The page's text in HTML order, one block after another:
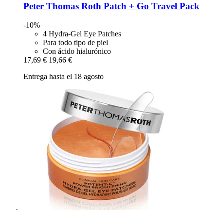
Peter Thomas Roth Patch + Go Travel Pack
-10%
4 Hydra-Gel Eye Patches
Para todo tipo de piel
Con ácido hialurónico
17,69 € 19,66 €
Entrega hasta el 18 agosto